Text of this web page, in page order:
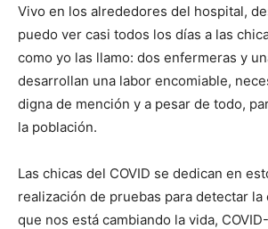
Vivo en los alrededores del hospital,
puedo ver casi todos los días a las
como yo las llamo: dos enfermeras y
desarrollan una labor encomiable,
digna de mención y a pesar de todo,
la población.
Las chicas del COVID se dedican en
realización de pruebas para detectar
que nos está cambiando la vida,